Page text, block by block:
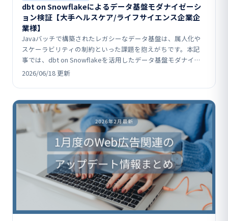
dbt on Snowflakeによるデータ基盤モダナイゼーシ
ョン検証【大手ヘルスケア/ライフサイエンス企業企
業様】
Javaバッチで構築されたレガシーなデータ基盤は、属人化や
スケーラビリティの制約といった課題を抱えがちです。本記
事では、dbt on Snowflakeを活用したデータ基盤モダナイゼ
ーションのPoC事例として、既存ロジッ…
2026/06/18 更新